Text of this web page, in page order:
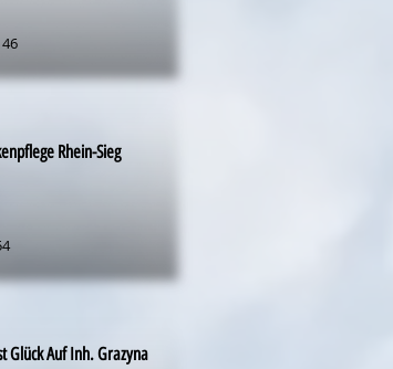
Rhein-Sieg
Glück Auf Inh. Grazyna